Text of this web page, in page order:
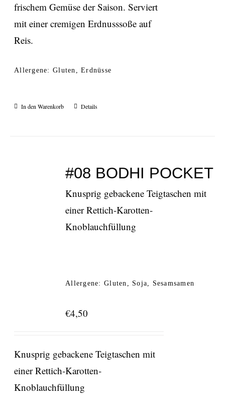
frischem Gemüse der Saison. Serviert
mit einer cremigen Erdnusssoße auf
Reis.
Allergene: Gluten, Erdnüsse
In den Warenkorb Details
#08 BODHI POCKET
Knusprig gebackene Teigtaschen mit
einer Rettich-Karotten-
Knoblauchfüllung
Allergene: Gluten, Soja, Sesamsamen
€4,50
Knusprig gebackene Teigtaschen mit
einer Rettich-Karotten-
Knoblauchfüllung